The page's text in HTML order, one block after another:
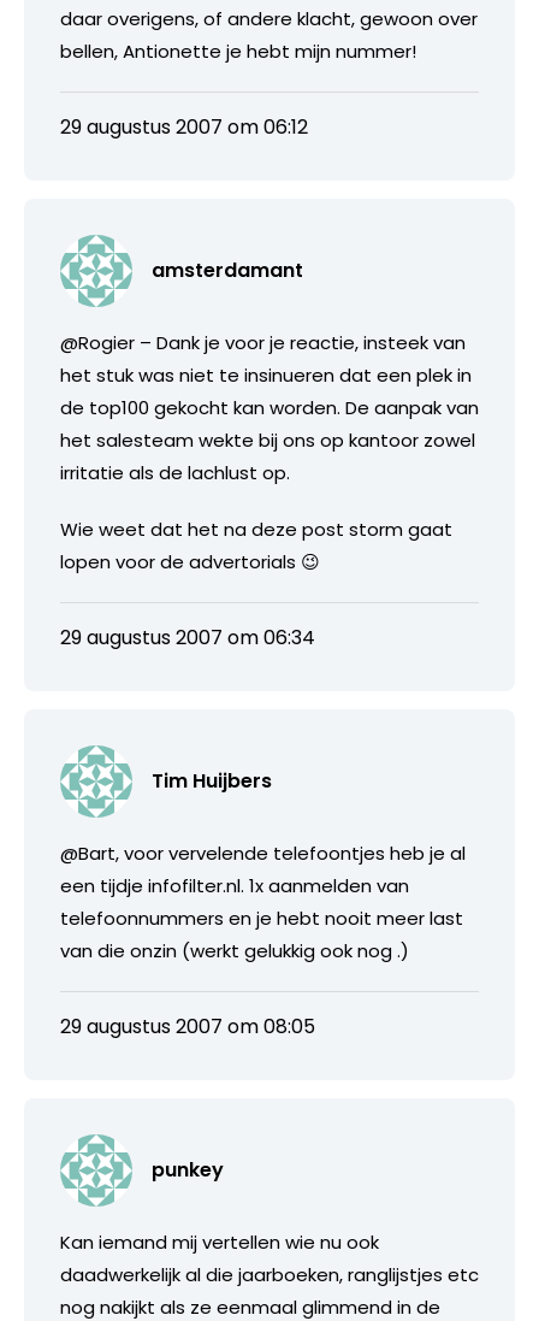
daar overigens, of andere klacht, gewoon over
bellen, Antionette je hebt mijn nummer!
29 augustus 2007 om 06:12
amsterdamant
@Rogier – Dank je voor je reactie, insteek van
het stuk was niet te insinueren dat een plek in
de top100 gekocht kan worden. De aanpak van
het salesteam wekte bij ons op kantoor zowel
irritatie als de lachlust op.
Wie weet dat het na deze post storm gaat
lopen voor de advertorials 😉
29 augustus 2007 om 06:34
Tim Huijbers
@Bart, voor vervelende telefoontjes heb je al
een tijdje infofilter.nl. 1x aanmelden van
telefoonnummers en je hebt nooit meer last
van die onzin (werkt gelukkig ook nog .)
29 augustus 2007 om 08:05
punkey
Kan iemand mij vertellen wie nu ook
daadwerkelijk al die jaarboeken, ranglijstjes etc
nog nakijkt als ze eenmaal glimmend in de